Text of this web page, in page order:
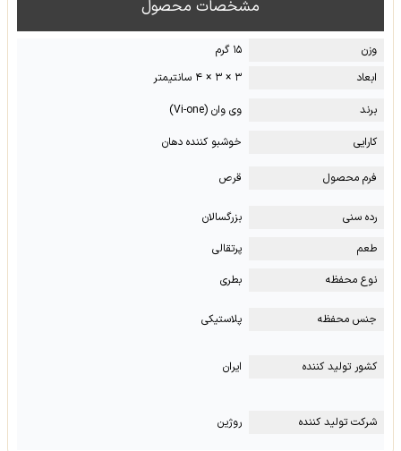
مشخصات محصول
وزن
۱۵ گرم
ابعاد
۳ × ۳ × ۴ سانتیمتر
برند
وی وان (Vi-one)
کارایی
خوشبو کننده دهان
فرم محصول قرص
رده سنی
بزرگسالان
طعم
پرتقالی
نوع محفظه
بطری
جنس محفظه پلاستیکی
کشور تولید کننده ایران
شرکت تولید کننده روژین